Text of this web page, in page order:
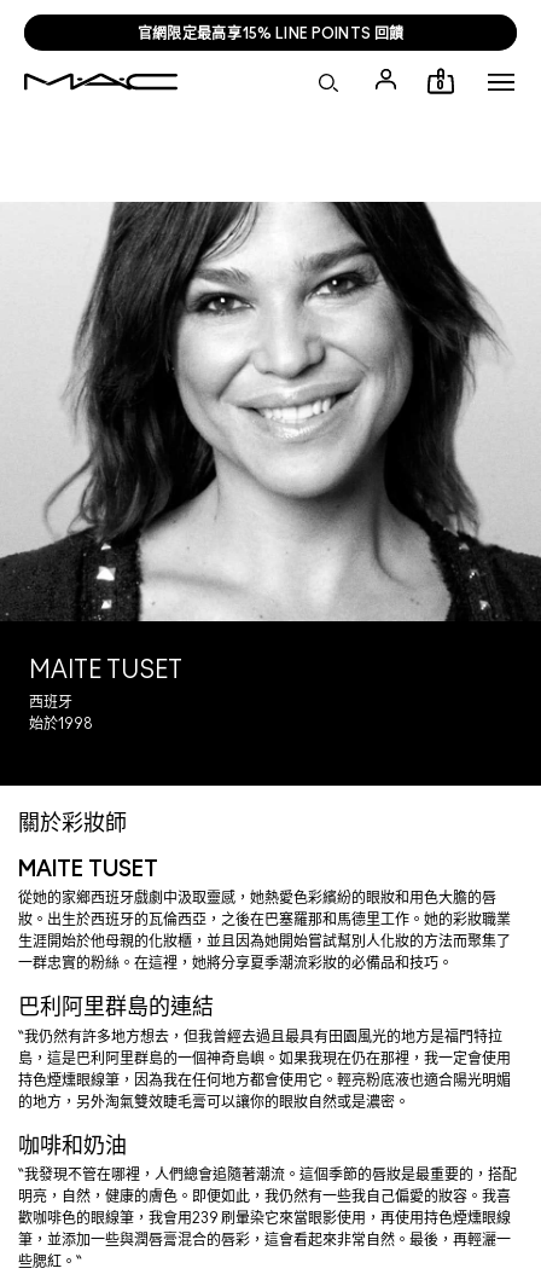
官網限定最高享15% LINE POINTS 回饋
0
MAITE TUSET
西班牙
始於1998
關於彩妝師
MAITE TUSET
從她的家鄉西班牙戲劇中汲取靈感，她熱愛色彩繽紛的眼妝和用色大膽的唇
妝。出生於西班牙的瓦倫西亞，之後在巴塞羅那和馬德里工作。她的彩妝職業
生涯開始於他母親的化妝櫃，並且因為她開始嘗試幫別人化妝的方法而聚集了
一群忠實的粉絲。在這裡，她將分享夏季潮流彩妝的必備品和技巧。
巴利阿里群島的連結
“我仍然有許多地方想去，但我曾經去過且最具有田園風光的地方是福門特拉
島，這是巴利阿里群島的一個神奇島嶼。如果我現在仍在那裡，我一定會使用
持色煙燻眼線筆，因為我在任何地方都會使用它。輕亮粉底液也適合陽光明媚
的地方，另外淘氣雙效睫毛膏可以讓你的眼妝自然或是濃密。
咖啡和奶油
“我發現不管在哪裡，人們總會追隨著潮流。這個季節的唇妝是最重要的，搭配
明亮，自然，健康的膚色。即便如此，我仍然有一些我自己偏愛的妝容。我喜
歡咖啡色的眼線筆，我會用239 刷暈染它來當眼影使用，再使用持色煙燻眼線
筆，並添加一些與潤唇膏混合的唇彩，這會看起來非常自然。最後，再輕灑一
些腮紅。“